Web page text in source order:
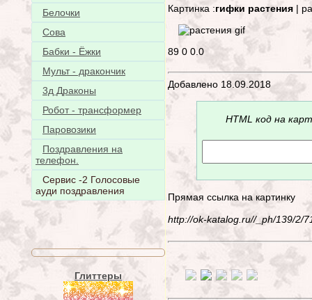
Белочки
Сова
Бабки - Ёжки
Мульт - дракончик
3д Драконы
Робот - трансформер
Паровозики
Поздравления на
телефон.
Сервис -2 Голосовые
ауди поздравления
Глиттеры
Картинка :гифки растения |
89 0 0.0
Добавлено 18.09.2018
HTML код на
Прямая ссылка на картинку
http://ok-katalog.ru//_ph/139/2/